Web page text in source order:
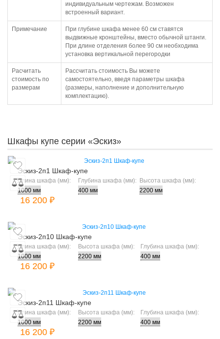
индивидуальным чертежам. Возможен
встроенный вариант.
Примечание
При глубине шкафа менее 60 см ставятся
выдвижные кронштейны, вместо обычной штанги.
При длине отделения более 90 см необходима
установка вертикальной перегородки
Расчитать
стоимость по
размерам
Рассчитать стоимость Вы можете
самостоятельно, введя параметры шкафа
(размеры, наполнение и дополнительную
комплектацию).
Шкафы купе серии «Эскиз»
Эскиз-2п1 Шкаф-купе
Длина шкафа (мм): Глубина шкафа (мм): Высота шкафа (мм):
16 200 ₽
Эскиз-2п10 Шкаф-купе
Длина шкафа (мм): Высота шкафа (мм): Глубина шкафа (мм):
16 200 ₽
Эскиз-2п11 Шкаф-купе
Длина шкафа (мм): Высота шкафа (мм): Глубина шкафа (мм):
16 200 ₽